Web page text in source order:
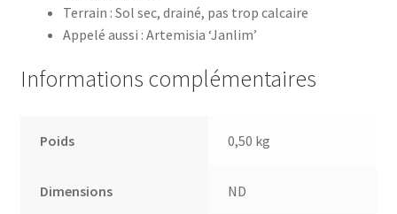
Terrain : Sol sec, drainé, pas trop calcaire
Appelé aussi : Artemisia ‘Janlim’
Informations complémentaires
Poids 0,50 kg
Dimensions ND